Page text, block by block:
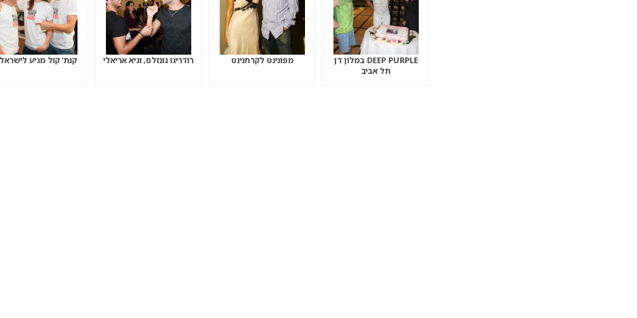
DEEP PURPLE במלון דן
תל אביב
מפונינט לקרחנינט רודריגו גונזלס, וגיא אריאלי קנת’ קול מגיע